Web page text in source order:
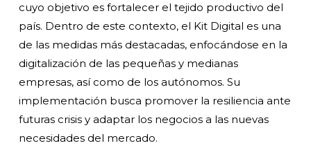
cuyo objetivo es fortalecer el tejido productivo del
país. Dentro de este contexto, el Kit Digital es una
de las medidas más destacadas, enfocándose en la
digitalización de las pequeñas y medianas
empresas, así como de los autónomos. Su
implementación busca promover la resiliencia ante
futuras crisis y adaptar los negocios a las nuevas
necesidades del mercado.